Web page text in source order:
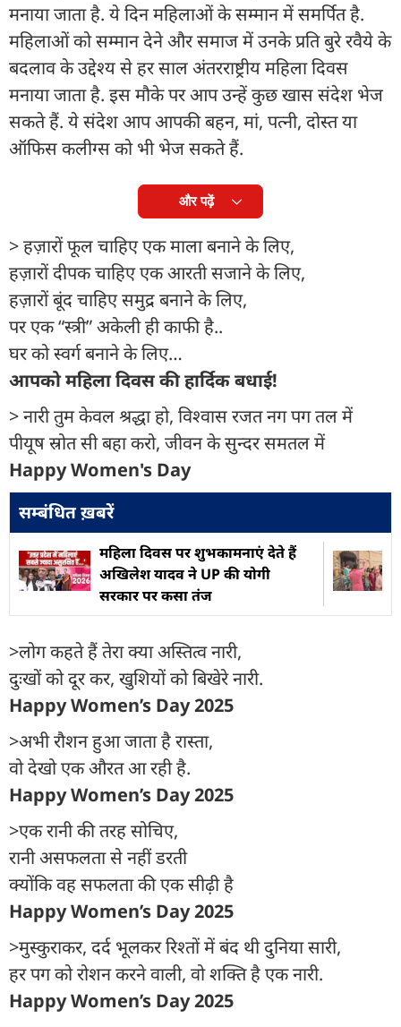
मनाया जाता है. ये दिन महिलाओं के सम्मान में समर्पित है.
महिलाओं को सम्मान देने और समाज में उनके प्रति बुरे रवैये के
बदलाव के उद्देश्य से हर साल अंतरराष्ट्रीय महिला दिवस
मनाया जाता है. इस मौके पर आप उन्हें कुछ खास संदेश भेज
सकते हैं. ये संदेश आप आपकी बहन, मां, पत्‍नी, दोस्‍त या
ऑफिस कलीग्‍स को भी भेज सकते हैं.
और पढ़ें
> हज़ारों फूल चाहिए एक माला बनाने के लिए,
हज़ारों दीपक चाहिए एक आरती सजाने के लिए,
हज़ारों बूंद चाहिए समुद्र बनाने के लिए,
पर एक “स्त्री” अकेली ही काफी है..
घर को स्वर्ग बनाने के लिए…
आपको महिला दिवस की हार्दिक बधाई!
> नारी तुम केवल श्रद्धा हो, विश्वास रजत नग पग तल में
पीयूष स्रोत सी बहा करो, जीवन के सुन्दर समतल में
Happy Women's Day
सम्बंधित ख़बरें
महिला दिवस पर शुभकामनाएं देते हैं
अखिलेश यादव ने UP की योगी
सरकार पर कसा तंज
>लोग कहते हैं तेरा क्या अस्तित्व नारी,
दुःखों को दूर कर, खुशियों को बिखेरे नारी.
Happy Women’s Day 2025
>अभी रौशन हुआ जाता है रास्ता,
वो देखो एक औरत आ रही है.
Happy Women’s Day 2025
>एक रानी की तरह सोचिए,
रानी असफलता से नहीं डरती
क्योंकि वह सफलता की एक सीढ़ी है
Happy Women’s Day 2025
>मुस्कुराकर, दर्द भूलकर रिश्तों में बंद थी दुनिया सारी,
हर पग को रोशन करने वाली, वो शक्ति है एक नारी.
Happy Women’s Day 2025